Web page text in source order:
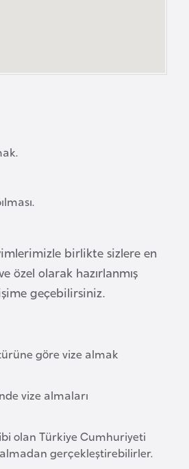
birlikte sizlere en
özel olarak hazırlanmış
geçebilirsiniz.
göre vize almak
vize almaları
olan Türkiye Cumhuriyeti
gerçekleştirebilirler.